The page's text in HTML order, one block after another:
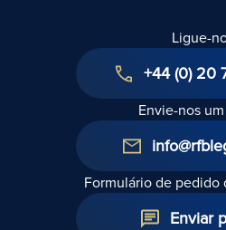
Ligue-
+44 (0) 20
Envie-nos
Formulário de pedido
Enviar